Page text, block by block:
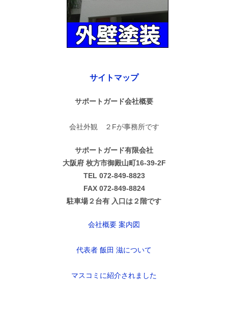
サイトマップ
サポートガード会社概要
会社外観 ２Fが事務所です
サポートガード有限会社
大阪府 枚方市御殿山町16-39-2F
TEL 072-849-8823
FAX 072-849-8824
駐車場２台有 入口は２階です
会社概要 案内図
代表者 飯田 滋について
マスコミに紹介されました